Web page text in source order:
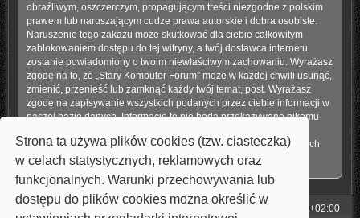
Strona ta używa plików cookies (tzw. ciasteczka)
w celach statystycznych, reklamowych oraz
funkcjonalnych. Warunki przechowywania lub
dostępu do plików cookies można określić w
obraźliwym, oszczerczym, propagującym treści niezgodne z polskim
prawem lub naruszającym cudze prawa autorskie i dobra osobiste.
Naruszenie tego zakazu może skutkować dla ciebie całkowitym
zablokowaniem dostępu do tej witryny, a twój dostawca internetu
zostanie powiadomiony o twoim niewłaściwym zachowaniu. Wyrażasz
zgodę na to, że „Stary Komputer Forum” może w każdej chwili usunąć,
zmienić, przenieść lub zamknąć każdy twój temat, post. Wyrażasz
zgodę na zapisywanie wszystkich podanych przez ciebie informacji w
naszej bazie danych. Informacje te nie będą przekazywane nikomu
ponosi odpowiedzialności za włamania do witryny, podczas których
może dojść do kradzieży danych.
Strona główna UTC+02:00